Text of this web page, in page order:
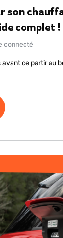
son
complet !
connecté
de partir au